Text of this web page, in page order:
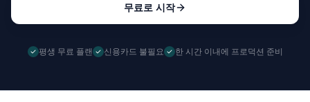
무료로 시작
평생 무료 플랜 신용카드 불필요 한 시간 이내에 프로덕션 준비